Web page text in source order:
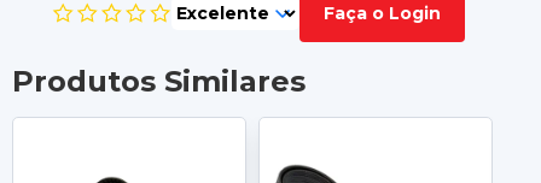
Faça o Login
Produtos Similares